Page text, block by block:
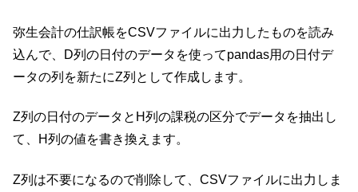
弥生会計の仕訳帳をCSVファイルに出力したものを読み
込んで、D列の日付のデータを使ってpandas用の日付デ
ータの列を新たにZ列として作成します。
Z列の日付のデータとH列の課税の区分でデータを抽出し
て、H列の値を書き換えます。
Z列は不要になるので削除して、CSVファイルに出力しま